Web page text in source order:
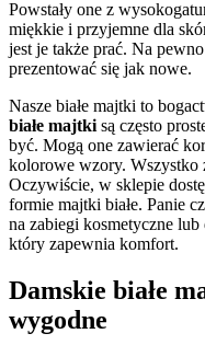
Powstały one z
miękkie i przyjemne dla
jest je także prać. Na
prezentować się jak nowe.
Nasze białe majtki to
białe majtki są często
być. Mogą one zawierać
kolorowe wzory. Wszystko
Oczywiście, w sklepie
formie majtki białe. Panie
na zabiegi kosmetyczne
który zapewnia komfort.
Damskie białe
wygodne